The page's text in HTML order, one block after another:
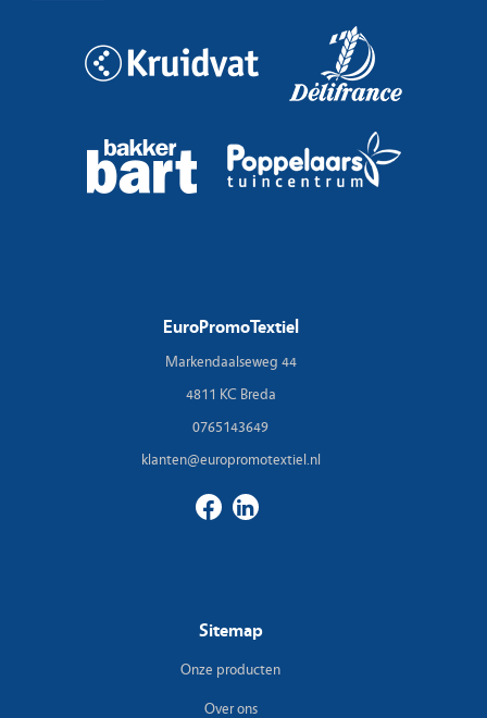
EuroPromoTextiel
Markendaalseweg 44
4811 KC Breda
0765143649
klanten@europromotextiel.nl
Sitemap
Onze producten
Over ons